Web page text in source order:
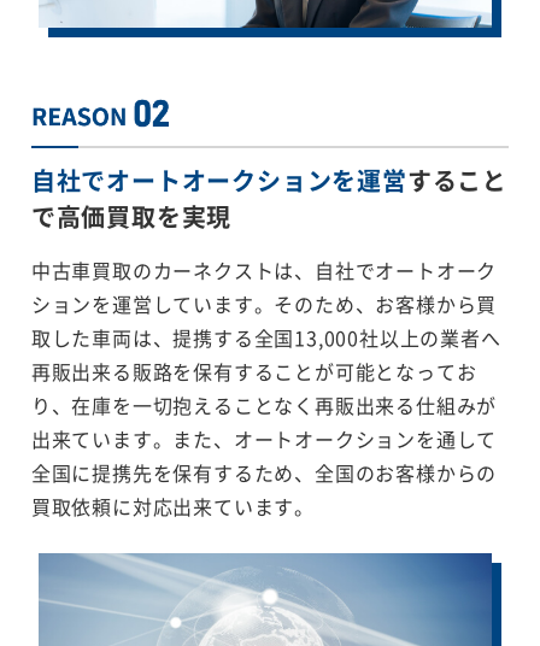
自社でオートオークションを運営すること
で高価買取を実現
中古車買取のカーネクストは、自社でオートオーク
ションを運営しています。そのため、お客様から買
取した車両は、提携する全国13,000社以上の業者へ
再販出来る販路を保有することが可能となってお
り、在庫を一切抱えることなく再販出来る仕組みが
出来ています。また、オートオークションを通して
全国に提携先を保有するため、全国のお客様からの
買取依頼に対応出来ています。